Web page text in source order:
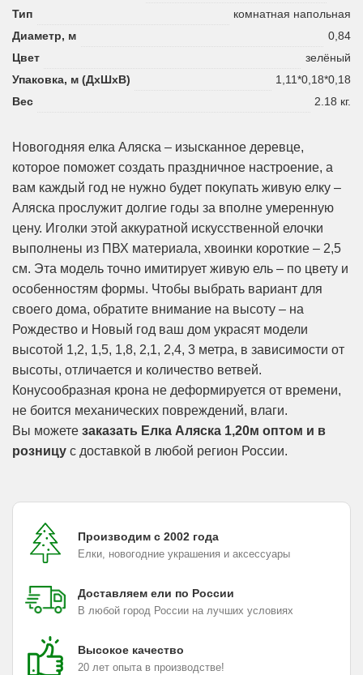
Тип
комнатная напольная
Диаметр, м
0,84
Цвет
зелёный
Упаковка, м (ДхШхВ)
1,11*0,18*0,18
Вес
2.18 кг.
Новогодняя елка Аляска – изысканное деревце,
которое поможет создать праздничное настроение, а
вам каждый год не нужно будет покупать живую елку –
Аляска прослужит долгие годы за вполне умеренную
цену. Иголки этой аккуратной искусственной елочки
выполнены из ПВХ материала, хвоинки короткие – 2,5
см. Эта модель точно имитирует живую ель – по цвету и
особенностям формы. Чтобы выбрать вариант для
своего дома, обратите внимание на высоту – на
Рождество и Новый год ваш дом украсят модели
высотой 1,2, 1,5, 1,8, 2,1, 2,4, 3 метра, в зависимости от
высоты, отличается и количество ветвей.
Конусообразная крона не деформируется от времени,
не боится механических повреждений, влаги.
Вы можете заказать Елка Аляска 1,20м оптом и в
розницу с доставкой в любой регион России.
Производим с 2002 года
Елки, новогодние украшения и аксессуары
Доставляем ели по России
В любой город России на лучших условиях
Высокое качество
20 лет опыта в производстве!